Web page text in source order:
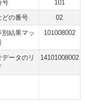
号
101
どの番号
02
結果マッ
101008002
ータのリ
14101008002